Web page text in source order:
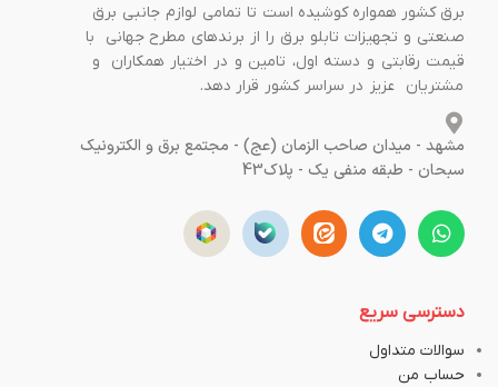
برق کشور همواره کوشیده است تا تمامی لوازم جانبی برق
صنعتی و تجهیزات تابلو برق را از برندهای مطرح جهانی با
قیمت رقابتی و دسته اول، تامین و در اختیار همکاران و
مشتریان عزیز در سراسر کشور قرار دهد.
مشهد - میدان صاحب الزمان (عج) - مجتمع برق و الکترونیک
سبحان - طبقه منفی یک - پلاک43
دسترسی سریع
سوالات متداول
حساب من